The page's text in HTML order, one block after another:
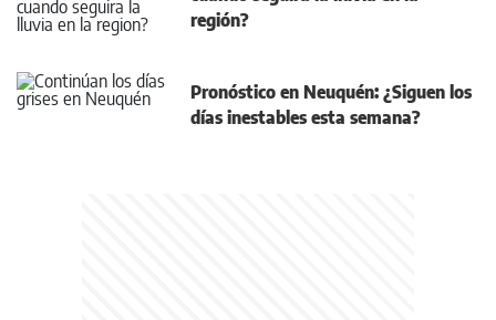
región?
Pronóstico en Neuquén: ¿Siguen los
días inestables esta semana?